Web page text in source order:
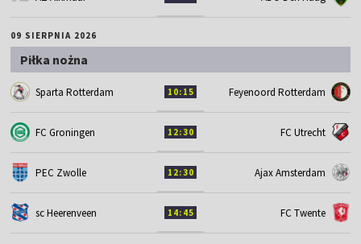
09 SIERPNIA 2026
Piłka nożna
Sparta Rotterdam 10:15 Feyenoord Rotterdam
FC Groningen 12:30 FC Utrecht
PEC Zwolle 12:30 Ajax Amsterdam
sc Heerenveen 14:45 FC Twente